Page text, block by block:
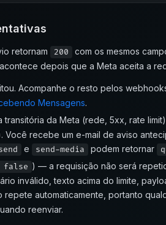
retornam 200 com os mesmos
depois que a Meta aceita a
Acompanhe o resto pelos
Mensagens.
transitória da Meta (rede, 5xx, rate
Você recebe um e-mail de aviso
e send-media podem retornar
false ) — a requisição não será
inválido, texto acima do limite,
repete automaticamente, portanto
reenviar.